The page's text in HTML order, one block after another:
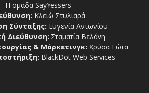
Η ομάδα SayYessers
Κλειώ Στυλιαρά
Σύνταξης: Ευγενία Αντωνίου
Διεύθυνση: Σταματία Βελάνη
& Μάρκετινγκ: Χρύσα Γώτα
BlackDot Web Services